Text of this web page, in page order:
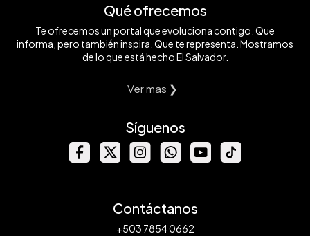
Qué ofrecemos
Te ofrecemos un portal que evoluciona contigo. Que
informa, pero también inspira. Que te representa. Mostramos
de lo que está hecho El Salvador.
Ver mas ❯
Síguenos
Contáctanos
+503 7854 0662